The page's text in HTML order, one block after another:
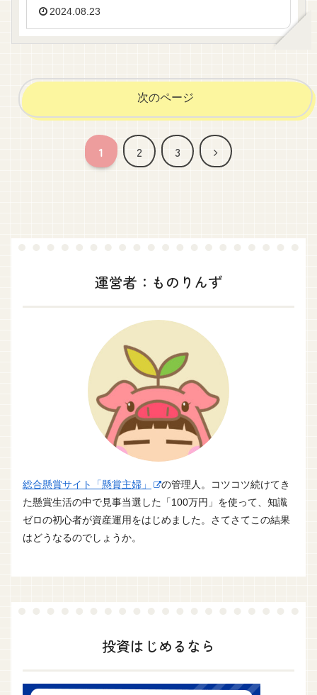
2024.08.23
次のページ
1 2 3
次
運営者：ものりんず
総合懸賞サイト「懸賞主婦」
の管理人。コツコツ続けてき
た懸賞生活の中で見事当選した「100万円」を使って、知識
ゼロの初心者が資産運用をはじめました。さてさてこの結果
はどうなるのでしょうか。
投資はじめるなら